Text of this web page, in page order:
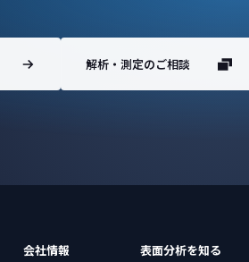
解析・測定のご相談
会社情報 表面分析を知る